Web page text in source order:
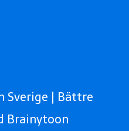
Sverige | Bättre
Brainytoon